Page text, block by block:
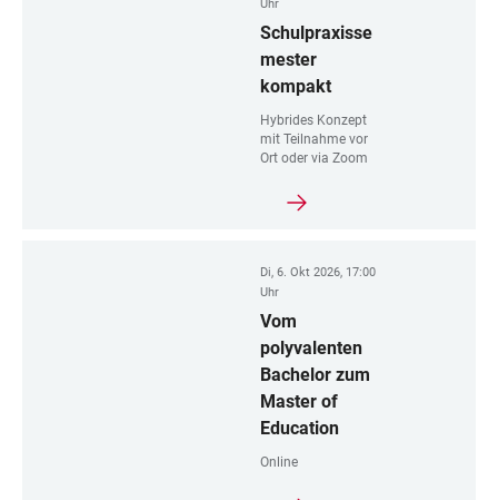
Uhr
Schulpraxisse
mester
kompakt
Hybrides Konzept
mit Teilnahme vor
Ort oder via Zoom
Di, 6. Okt 2026, 17:00
Uhr
Vom
polyvalenten
Bachelor zum
Master of
Education
Online